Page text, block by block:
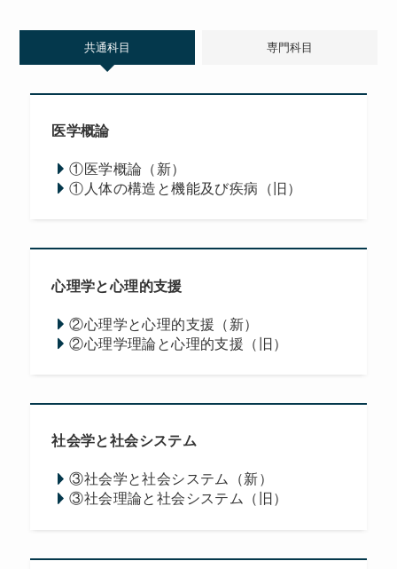
共通科目 専門科目
医学概論
①医学概論（新）
①人体の構造と機能及び疾病（旧）
心理学と心理的支援
②心理学と心理的支援（新）
②心理学理論と心理的支援（旧）
社会学と社会システム
③社会学と社会システム（新）
③社会理論と社会システム（旧）